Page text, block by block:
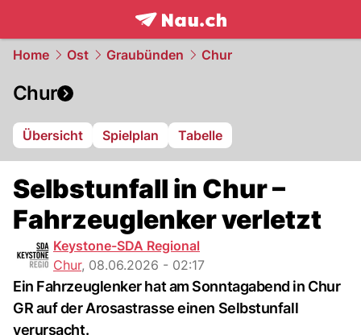
frontpage.NAU.ch
Home Ost Graubünden Chur
Chur
Übersicht Spielplan Tabelle
Selbstunfall in Chur –
Fahrzeuglenker verletzt
Keystone-SDA Regional
Chur, 08.06.2026 - 02:17
Ein Fahrzeuglenker hat am Sonntagabend in Chur
GR auf der Arosastrasse einen Selbstunfall
verursacht.